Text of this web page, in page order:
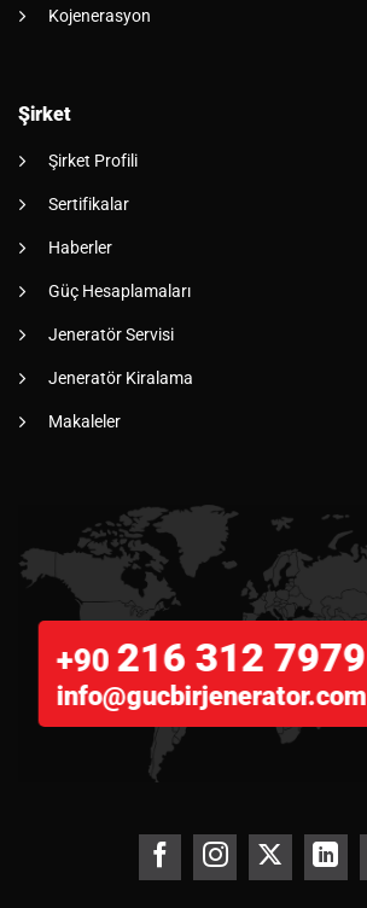
Kojenerasyon
Şirket
Şirket Profili
Sertifikalar
Haberler
Güç Hesaplamaları
Jeneratör Servisi
Jeneratör Kiralama
Makaleler
+90 216 312 7979
info@gucbirjenerator.com